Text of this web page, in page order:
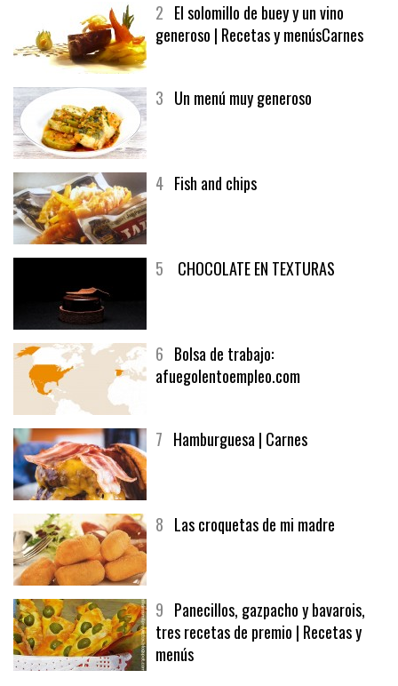
2 El solomillo de buey y un vino
generoso | Recetas y menúsCarnes
3 Un menú muy generoso
4 Fish and chips
5 CHOCOLATE EN TEXTURAS
6 Bolsa de trabajo:
afuegolentoempleo.com
7 Hamburguesa | Carnes
8 Las croquetas de mi madre
9 Panecillos, gazpacho y bavarois,
tres recetas de premio | Recetas y
menús